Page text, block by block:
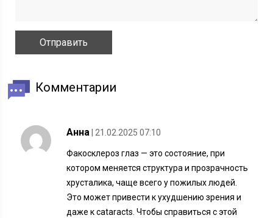
Комментарии
Анна | 21.02.2025 07:10
Факосклероз глаз — это состояние, при
котором меняется структура и прозрачность
хрусталика, чаще всего у пожилых людей.
Это может привести к ухудшению зрения и
даже к cataracts. Чтобы справиться с этой